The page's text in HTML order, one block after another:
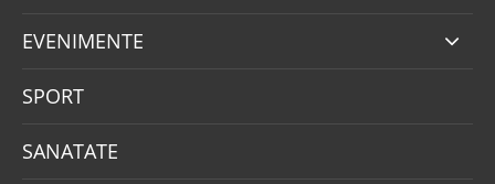
EVENIMENTE
SPORT
SANATATE